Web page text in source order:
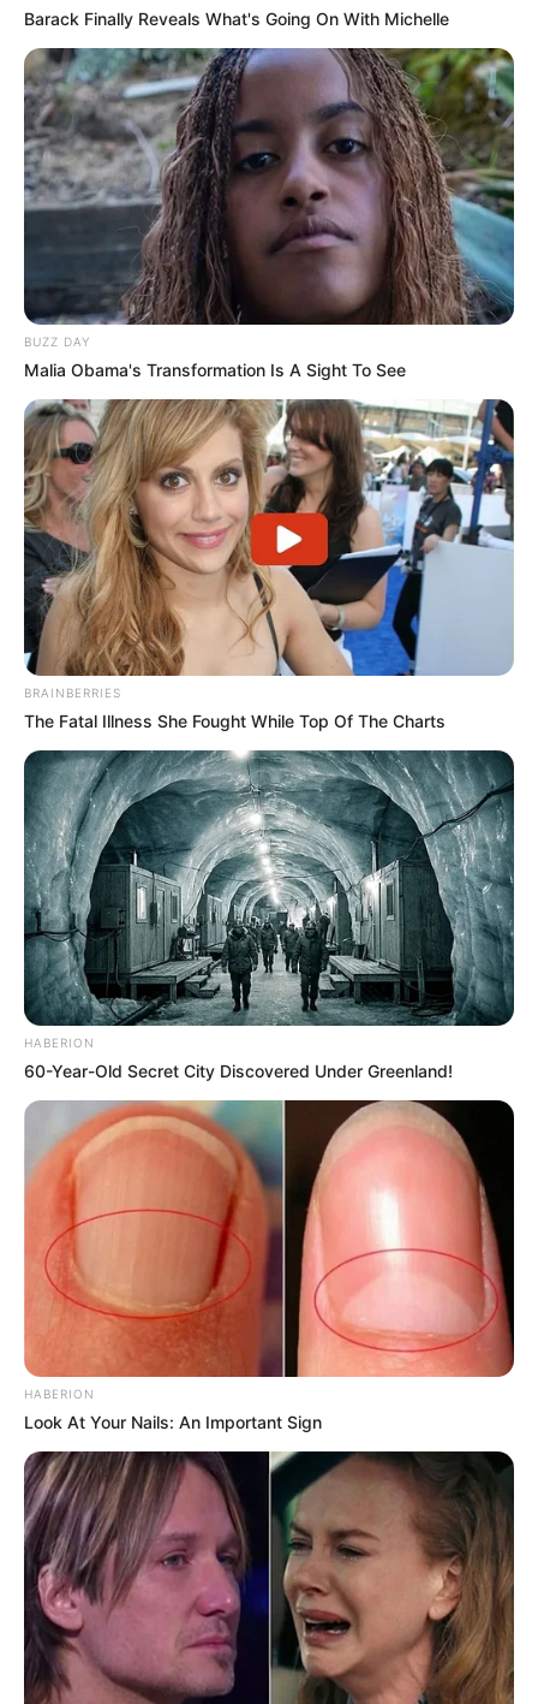
Lembrancinha.net
Dicas de Mulher
Lembrancinha.net
Lembrancinha.net
Barack Finally Reveals What's Going On With Michelle
BUZZ DAY
Malia Obama's Transformation Is A Sight To See
BRAINBERRIES
The Fatal Illness She Fought While Top Of The Charts
HABERION
60-Year-Old Secret City Discovered Under Greenland!
HABERION
Look At Your Nails: An Important Sign